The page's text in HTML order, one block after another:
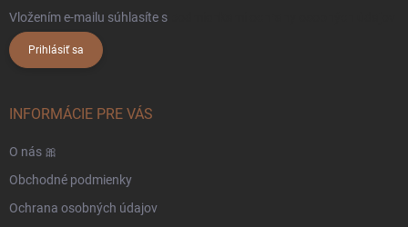
Vložením e-mailu súhlasíte s
Prihlásiť sa
INFORMÁCIE PRE VÁS
O nás 🎀
Obchodné podmienky
Ochrana osobných údajov